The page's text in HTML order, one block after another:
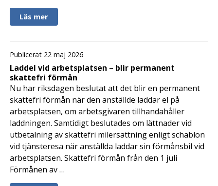
Läs mer
Publicerat 22 maj 2026
Laddel vid arbetsplatsen – blir permanent
skattefri förmån
Nu har riksdagen beslutat att det blir en permanent
skattefri förmån när den anställde laddar el på
arbetsplatsen, om arbetsgivaren tillhandahåller
laddningen. Samtidigt beslutades om lättnader vid
utbetalning av skattefri milersättning enligt schablon
vid tjänsteresa när anställda laddar sin förmånsbil vid
arbetsplatsen. Skattefri förmån från den 1 juli
Förmånen av …